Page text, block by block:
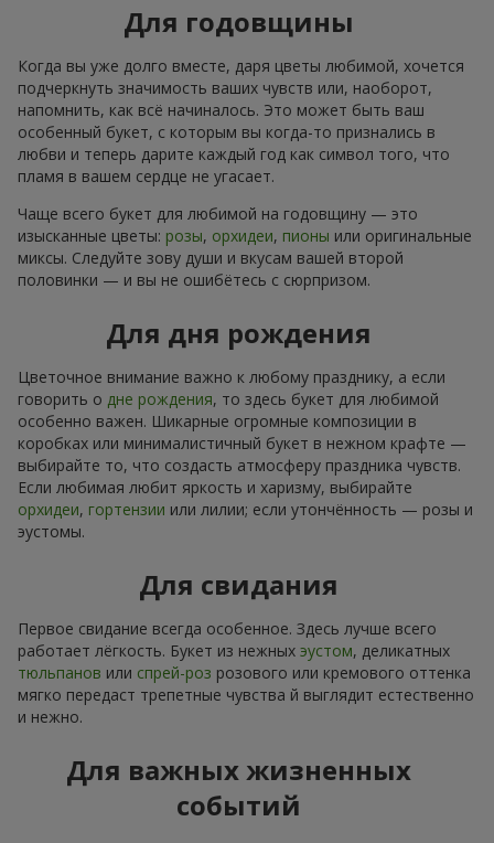
Для годовщины
Когда вы уже долго вместе, даря цветы любимой, хочется
подчеркнуть значимость ваших чувств или, наоборот,
напомнить, как всё начиналось. Это может быть ваш
особенный букет, с которым вы когда-то признались в
любви и теперь дарите каждый год как символ того, что
пламя в вашем сердце не угасает.
Чаще всего букет для любимой на годовщину — это
изысканные цветы: розы, орхидеи, пионы или оригинальные
миксы. Следуйте зову души и вкусам вашей второй
половинки — и вы не ошибётесь с сюрпризом.
Для дня рождения
Цветочное внимание важно к любому празднику, а если
говорить о дне рождения, то здесь букет для любимой
особенно важен. Шикарные огромные композиции в
коробках или минималистичный букет в нежном крафте —
выбирайте то, что создасть атмосферу праздника чувств.
Если любимая любит яркость и харизму, выбирайте
орхидеи, гортензии или лилии; если утончённость — розы и
эустомы.
Для свидания
Первое свидание всегда особенное. Здесь лучше всего
работает лёгкость. Букет из нежных эустом, деликатных
тюльпанов или спрей-роз розового или кремового оттенка
мягко передаст трепетные чувства й выглядит естественно
и нежно.
Для важных жизненных
событий